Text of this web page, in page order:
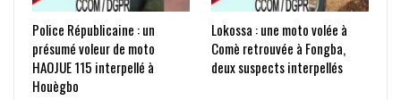
Police Républicaine : un
présumé voleur de moto
HAOJUE 115 interpellé à
Houègbo
Lokossa : une moto volée à
Comè retrouvée à Fongba,
deux suspects interpellés